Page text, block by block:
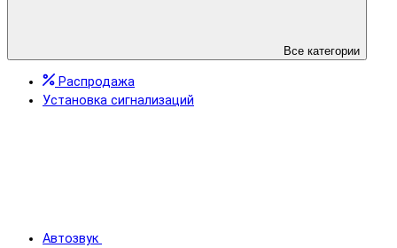
Все категории
Распродажа
Установка сигнализаций
Автозвук